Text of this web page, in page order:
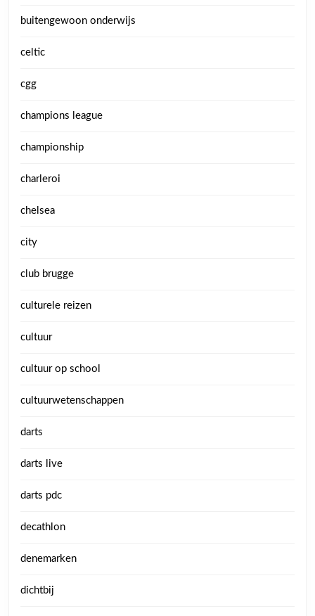
buitengewoon onderwijs
celtic
cgg
champions league
championship
charleroi
chelsea
city
club brugge
culturele reizen
cultuur
cultuur op school
cultuurwetenschappen
darts
darts live
darts pdc
decathlon
denemarken
dichtbij